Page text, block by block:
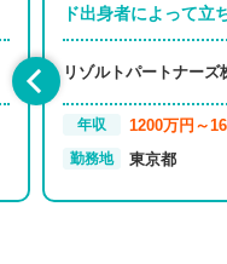
ド出身者によって立
リゾルトパートナーズ
年収 1200万円～
勤務地 東京都